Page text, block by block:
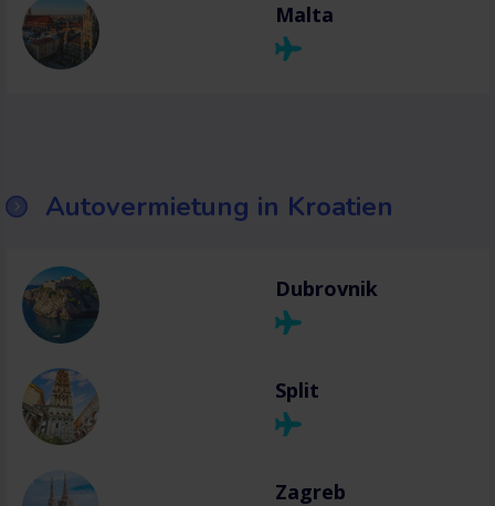
Malta
Autovermietung in Kroatien
Dubrovnik
Split
Zagreb